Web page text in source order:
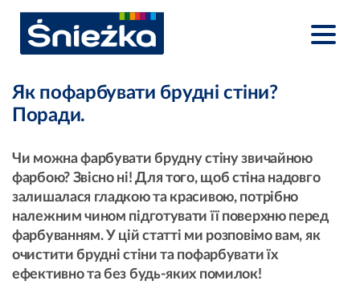
Як пофарбувати брудні стіни?
Поради.
Чи можна фарбувати брудну стіну звичайною
фарбою? Звісно ні! Для того, щоб стіна надовго
залишалася гладкою та красивою, потрібно
належним чином підготувати її поверхню перед
фарбуванням. У цій статті ми розповімо вам, як
очистити брудні стіни та пофарбувати їх
ефективно та без будь-яких помилок!